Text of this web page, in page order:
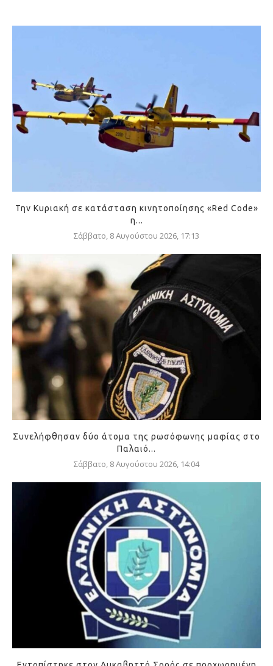
Την Κυριακή σε κατάσταση κινητοποίησης «Red Code»
η...
Σάββατο, 8 Αυγούστου 2026, 17:13
Συνελήφθησαν δύο άτομα της ρωσόφωνης μαφίας στο
Παλαιό...
Σάββατο, 8 Αυγούστου 2026, 14:04